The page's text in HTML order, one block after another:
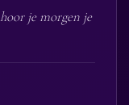
je morgen je